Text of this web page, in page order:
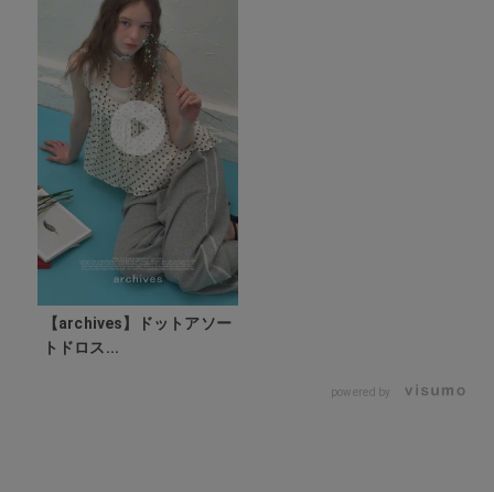
【archives】ドットアソー
トドロス...
powered by